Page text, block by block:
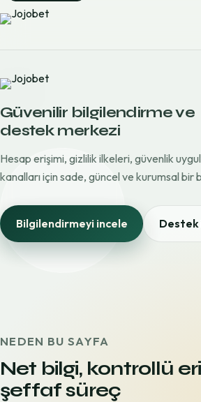
Güvenilir bilgilendirme ve
destek merkezi
Hesap erişimi, gizlilik ilkeleri, güvenlik
kanalları için sade, güncel ve kurumsal bir
Bilgilendirmeyi incele Destek
NEDEN BU SAYFA
Net bilgi, kontrollü
şeffaf süreç